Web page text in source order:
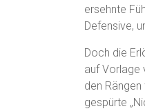
ersehnte
Defensive,
Doch die
auf Vorlage
den
gespürte